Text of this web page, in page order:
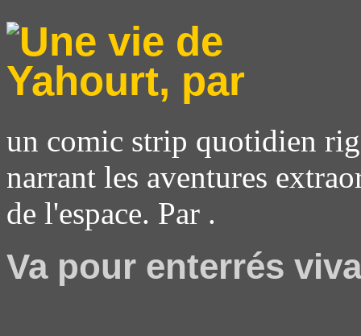
un comic strip quotidien
narrant les aventures
de l'espace. Par .
Va pour enterrés